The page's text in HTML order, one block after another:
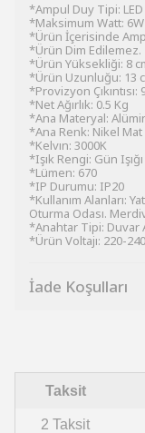
*Ampul Duy Tipi: LED
*Maksimum Watt: 6W
*Ürün İçerisinde
*Ürün Dim Edilemez.
*Ürün Yüksekliği: 8
*Ürün Uzunluğu: 13
*Provizyon Çıkıntısı:
*Net Ağırlık: 0.5 Kg
*Ana Materyal:
*Ana Renk: Nikel Mat
*Kelvın: 3000K
*Işık Rengi: Gün
*Lümen: 670
*IP Durumu: IP20
*Kullanım Alanları:
Oturma Odası.
*Anahtar Tipi: Duvar
*Ürün Voltajı: 220-
İade Koşulları
Taksit
2 Taksit